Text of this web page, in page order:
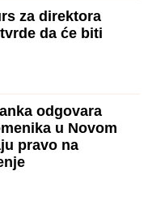
za direktora
da će biti
odgovara
u Novom
pravo na